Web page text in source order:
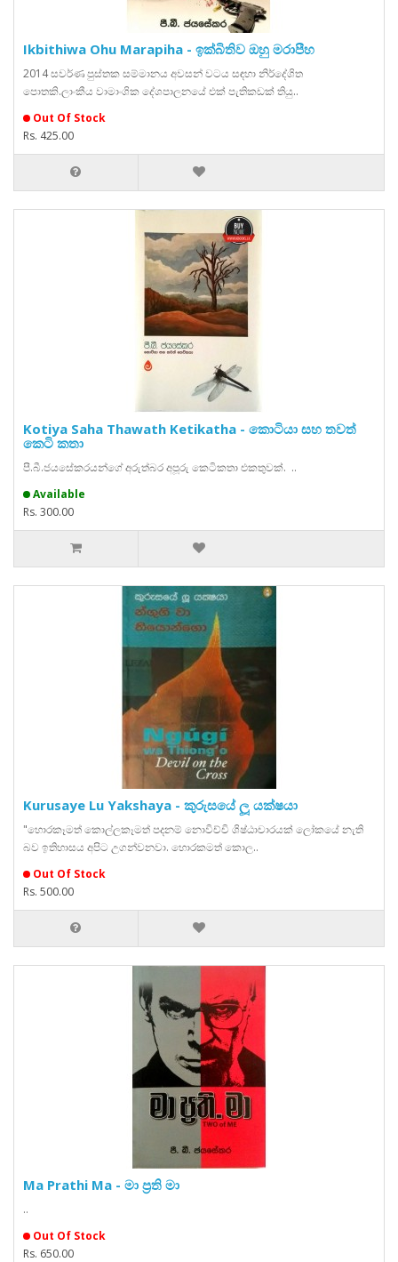
Ikbithiwa Ohu Marapiha - ඉක්බිතිව ඔහු මරාපීහ
2014 සවර්ණ පුස්තක සම්මානය අවසන් වටය සඳහා නිර්දේශිත
පොතකි.ලාංකීය වාමාංශික දේශපාලනයේ එක් පැතිකඩක් තියු..
Out Of Stock
Rs. 425.00
Kotiya Saha Thawath Ketikatha - කොටියා සහ තවත්
කෙටි කතා
පී.බී.ජයසේකරයන්ගේ අරුත්බර අපූරු කෙටිකතා එකතුවක්. ..
Available
Rs. 300.00
Kurusaye Lu Yakshaya - කුරුසයේ ලූ යක්ෂයා
"හොරකෑමත් කොල්ලකෑමත් පදනම් නොවිච්චි ශිෂ්ඨාචාරයක් ලෝකයේ නැති
බව ඉතිහාසය අපිට උගන්වනවා. හොරකමත් කොල..
Out Of Stock
Rs. 500.00
Ma Prathi Ma - මා ප්‍රති මා
..
Out Of Stock
Rs. 650.00